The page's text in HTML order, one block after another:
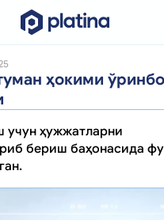
ҳокими
учун ҳужжатларни
бериш баҳонасида